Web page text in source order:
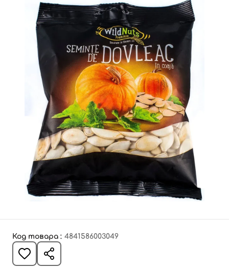
Код товара : 4841586003049